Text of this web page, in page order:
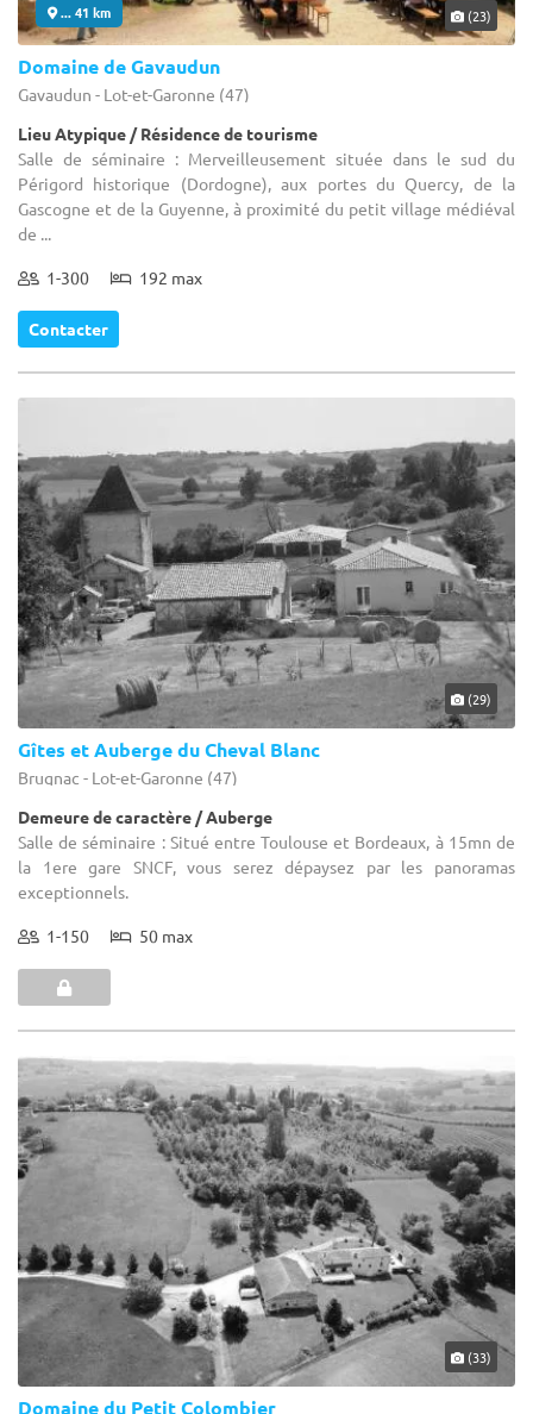
... 41 km (23)
Domaine de Gavaudun
Gavaudun - Lot-et-Garonne (47)
Lieu Atypique / Résidence de tourisme
Salle de séminaire : Merveilleusement située dans le sud du
Périgord historique (Dordogne), aux portes du Quercy, de la
Gascogne et de la Guyenne, à proximité du petit village médiéval
de ...
1-300 192 max
Contacter
(29)
Gîtes et Auberge du Cheval Blanc
Brugnac - Lot-et-Garonne (47)
Demeure de caractère / Auberge
Salle de séminaire : Situé entre Toulouse et Bordeaux, à 15mn de
la 1ere gare SNCF, vous serez dépaysez par les panoramas
exceptionnels.
1-150 50 max
(33)
Domaine du Petit Colombier